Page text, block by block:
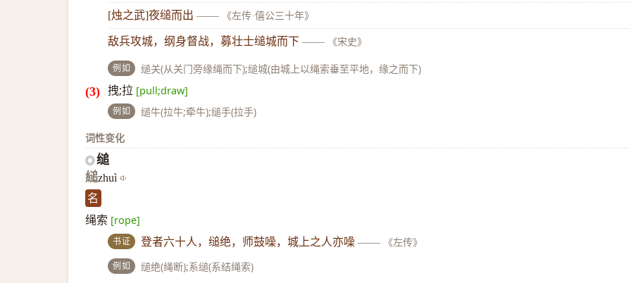
[烛之武]夜缒而出 —— 《左传·僖公三十年》
敌兵攻城，纲身督战，募壮士缒城而下 —— 《宋史》
例如 缒关(从关门旁缘绳而下);缒城(由城上以绳索垂至平地，缘之而下)
拽;拉 [pull;draw]
例如
缒牛(拉牛;牵牛);缒手(拉手)
词性变化
◎ 缒
縋zhuì
名
绳索 [rope]
书证 登者六十人，缒绝，师鼓噪，城上之人亦噪 —— 《左传》
例如 缒绝(绳断);系缒(系结绳索)